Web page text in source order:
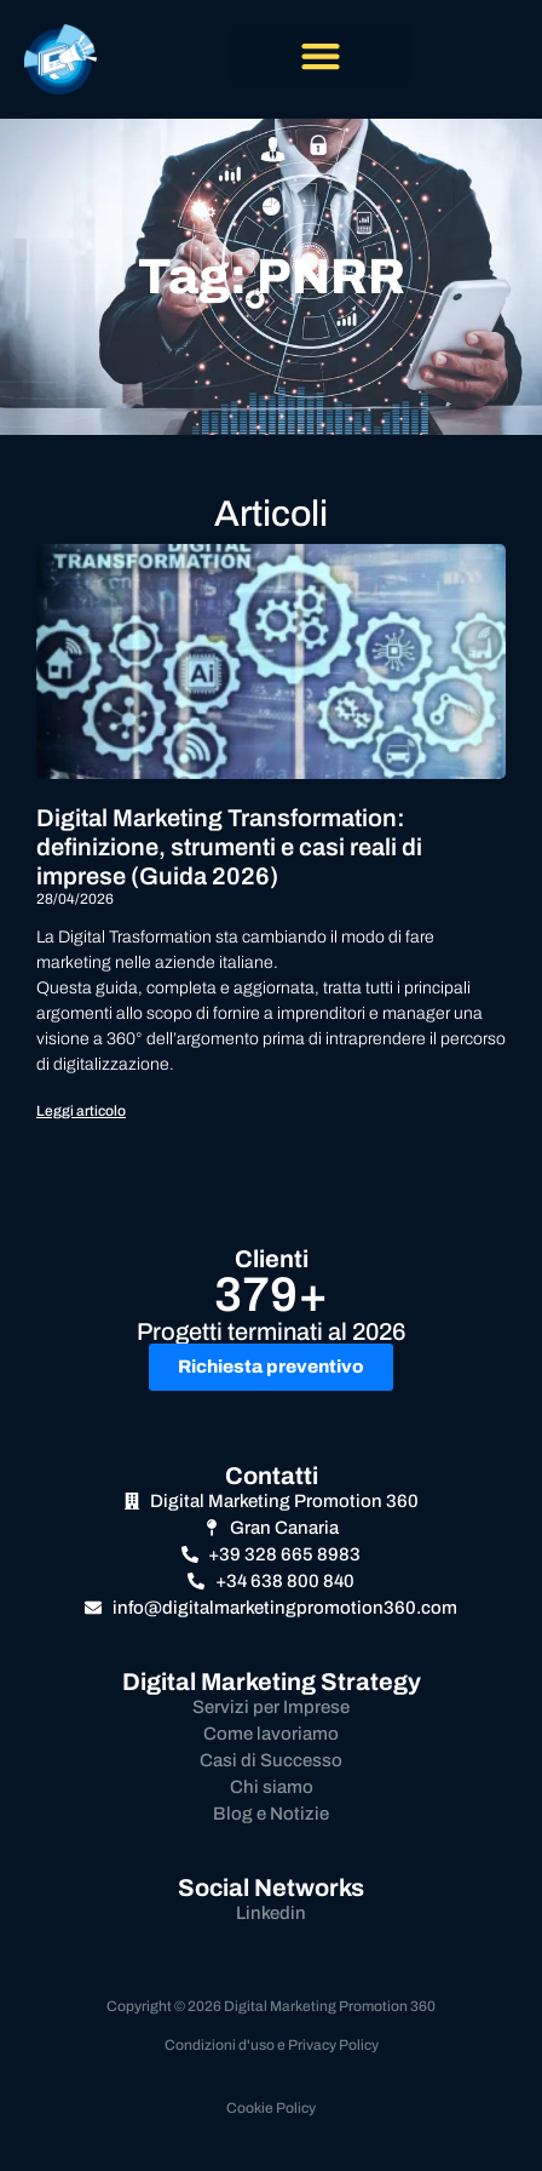
Tag: PNRR
Articoli
Digital Marketing Transformation:
definizione, strumenti e casi reali di
imprese (Guida 2026)
28/04/2026
La Digital Trasformation sta cambiando il modo di fare
marketing nelle aziende italiane.
Questa guida, completa e aggiornata, tratta tutti i principali
argomenti allo scopo di fornire a imprenditori e manager una
visione a 360° dell’argomento prima di intraprendere il percorso
di digitalizzazione.
Leggi articolo
Clienti
379+
Progetti terminati al 2026
Richiesta preventivo
Contatti
Digital Marketing Promotion 360
Gran Canaria
+39 328 665 8983
+34 638 800 840
info@digitalmarketingpromotion360.com
Digital Marketing Strategy
Servizi per Imprese
Come lavoriamo
Casi di Successo
Chi siamo
Blog e Notizie
Social Networks
Linkedin
Copyright © 2026 Digital Marketing Promotion 360
Condizioni d'uso e Privacy Policy
Cookie Policy